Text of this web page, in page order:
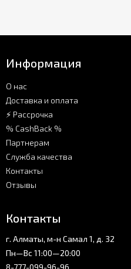
Информация
О нас
Доставка и оплата
⚡ Рассрочка
% CashBack %
Партнерам
Служба качества
Контакты
Отзывы
Контакты
г. Алматы, м-н Самал 1, д. 32
Пн—Вс 11:00—20:00
8-777-099-96-96